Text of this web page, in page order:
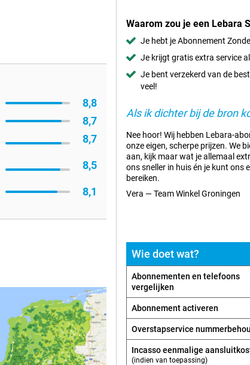
8,8
8,7
8,7
8,5
8,1
Waarom zou je een Lebara
Je hebt je Abonnement
Je krijgt gratis extra service
Je bent verzekerd van de
veel!
Als ik dichter bij de bron
Nee hoor! Wij hebben Lebara-
onze eigen, scherpe prijzen. We
aan, kijk maar wat je allemaal
ons sneller in huis én je kunt ons
bereiken.
Vera — Team Winkel Groningen
Wie doet wat?
Abonnementen en telefoons
vergelijken
Abonnement activeren
Overstapservice
Incasso eenmalige
(indien van toepassing)